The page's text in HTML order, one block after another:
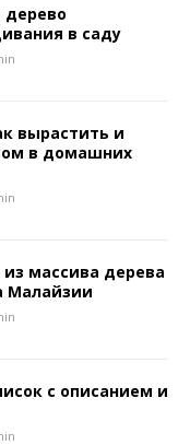
дерево
в саду
вырастить и
в домашних
массива дерева
Малайзии
с описанием и